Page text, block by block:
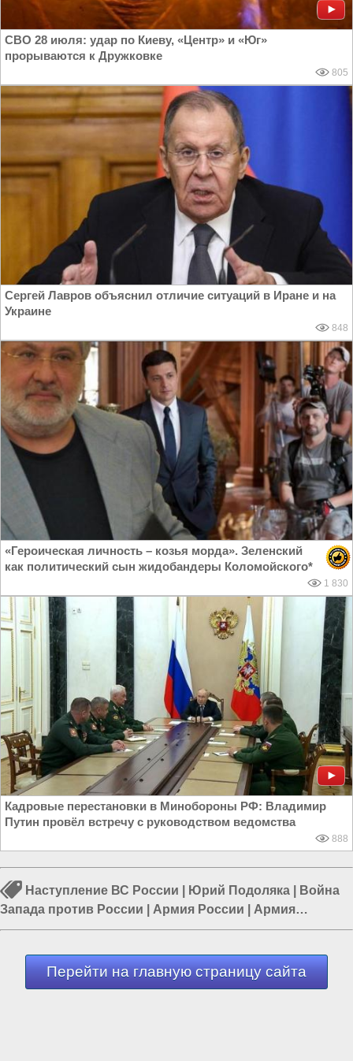
СВО 28 июля: удар по Киеву, «Центр» и «Юг»
прорываются к Дружковке
805
Сергей Лавров объяснил отличие ситуаций в Иране и на
Украине
848
«Героическая личность – козья морда». Зеленский
как политический сын жидобандеры Коломойского*
1 830
Кадровые перестановки в Минобороны РФ: Владимир
Путин провёл встречу с руководством ведомства
888
Наступление ВС России Юрий Подоляка
Война
Запада против России
Армия России
Армия
Украины|Война в Новороссии|Курская область
Перейти на главную страницу сайта